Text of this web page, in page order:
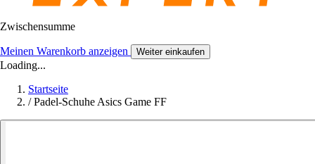
Zwischensumme
Meinen Warenkorb anzeigen Weiter einkaufen
Loading...
Startseite
/ Padel-Schuhe Asics Game FF